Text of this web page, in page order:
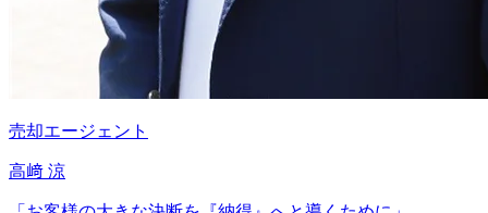
売却エージェント
高﨑 涼